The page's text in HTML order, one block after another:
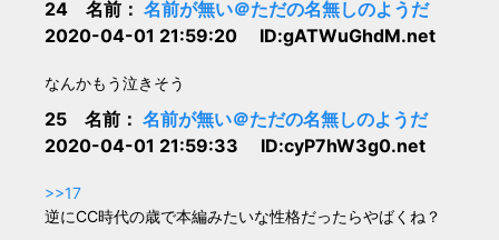
24 名前： 名前が無い＠ただの名無しのようだ
2020-04-01 21:59:20 ID:gATWuGhdM.net
なんかもう泣きそう
25 名前： 名前が無い＠ただの名無しのようだ
2020-04-01 21:59:33 ID:cyP7hW3g0.net
>>17
逆にCC時代の歳で本編みたいな性格だったらやばくね？